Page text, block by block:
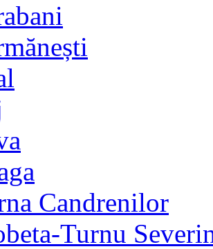
Candrenilor
Turnu